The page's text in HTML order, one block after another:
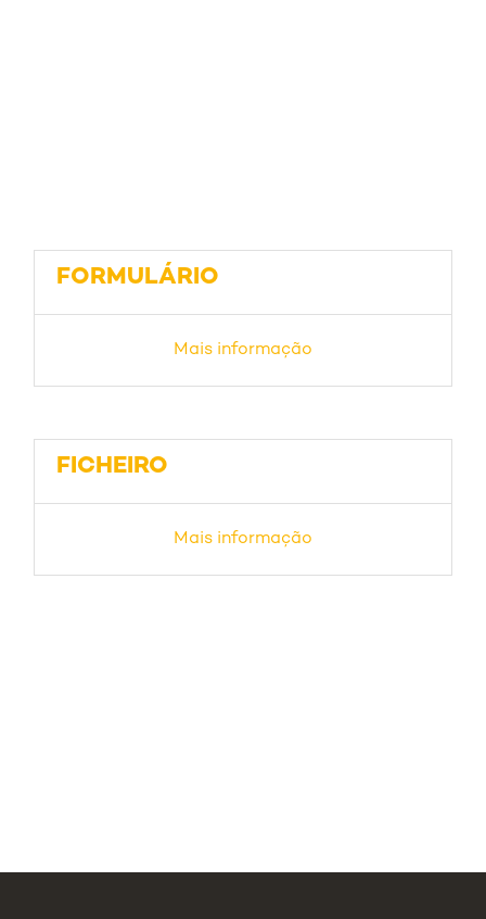
FORMULÁRIO
Mais informação
FICHEIRO
Mais informação